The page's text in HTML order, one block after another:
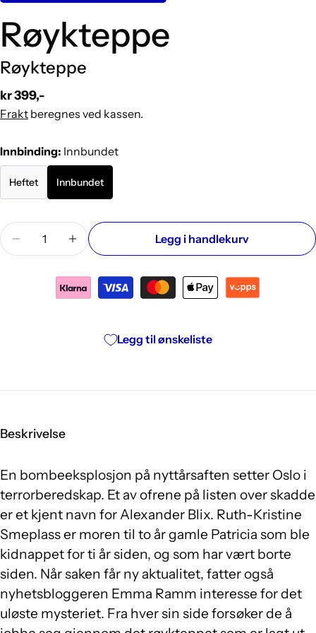
Røykteppe
Røykteppe
Vanlig
pris
kr 399,-
Frakt beregnes ved kassen.
Innbinding: Innbundet
Heftet Innbundet
Mengde
Reduser antallet for Røykteppe
Øk antallet for Røykteppe
Legg i handlekurv
Legg til ønskeliste
Beskrivelse
En bombeeksplosjon på nyttårsaften setter Oslo i
terrorberedskap. Et av ofrene på listen over skadde
er et kjent navn for Alexander Blix. Ruth-Kristine
Smeplass er moren til to år gamle Patricia som ble
kidnappet for ti år siden, og som har vært borte
siden. Når saken får ny aktualitet, fatter også
nyhetsbloggeren Emma Ramm interesse for det
uløste mysteriet. Fra hver sin side forsøker de å